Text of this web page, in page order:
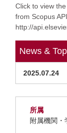
Click to view
from Scopus
http://
News &
2025.07.24
所属
附属機関